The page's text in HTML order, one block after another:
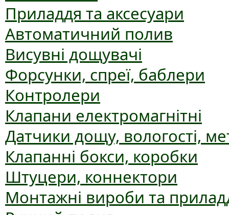
Приладдя та аксесуари
Автоматичний полив
Висувні дощувачі
Форсунки, спреї, баблери
Контролери
Клапани електромагнітні
Датчики дощу, вологості,
Клапанні бокси, коробки
Штуцери, коннектори
Монтажні вироби та